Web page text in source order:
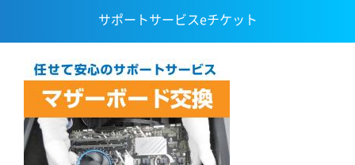
サポートサービスeチケット